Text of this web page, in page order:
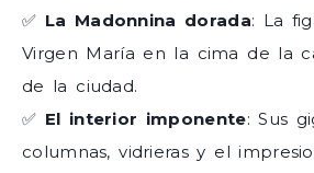
✅ La Madonnina dorada: La
Virgen María en la cima de la
de la ciudad.
✅ El interior imponente: Sus
columnas, vidrieras y el